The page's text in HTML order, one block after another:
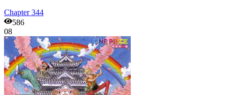
Chapter344
586
08